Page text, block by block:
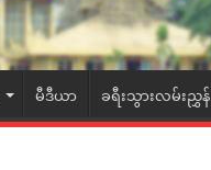
မီဒီယာ ခရီးသွားလမ်းညွှန်